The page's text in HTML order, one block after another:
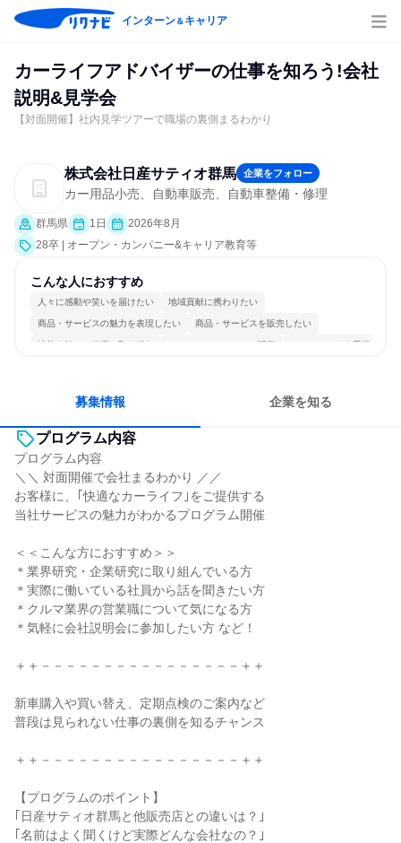
インターン＆キャリア
カーライフアドバイザーの仕事を知ろう!会社
説明&見学会
【対面開催】社内見学ツアーで職場の裏側まるわかり
株式会社日産サティオ群馬 企業をフォロー
カー用品小売、自動車販売、自動車整備・修理
群馬県 1日
2026年8月
28卒 | オープン・カンパニー&キャリア教育等
こんな人におすすめ
人々に感動や笑いを届けたい 地域貢献に携わりたい
商品・サービスの魅力を表現したい 商品・サービスを販売したい
情熱を持って仕事に取り組む コミュニケーションが活発 チームワークを重視
募集情報 企業を知る
プログラム内容
プログラム内容
＼＼ 対面開催で会社まるわかり ／／
お客様に、｢快適なカーライフ｣をご提供する
当社サービスの魅力がわかるプログラム開催
＜＜こんな方におすすめ＞＞
＊業界研究・企業研究に取り組んでいる方
＊実際に働いている社員から話を聞きたい方
＊クルマ業界の営業職について気になる方
＊気軽に会社説明会に参加したい方 など！
＋＋－－－－－－－－－－－－－－－－＋＋
新車購入や買い替え、定期点検のご案内など
普段は見られない仕事の裏側を知るチャンス
＋＋－－－－－－－－－－－－－－－－＋＋
【プログラムのポイント】
｢日産サティオ群馬と他販売店との違いは？｣
｢名前はよく聞くけど実際どんな会社なの？｣